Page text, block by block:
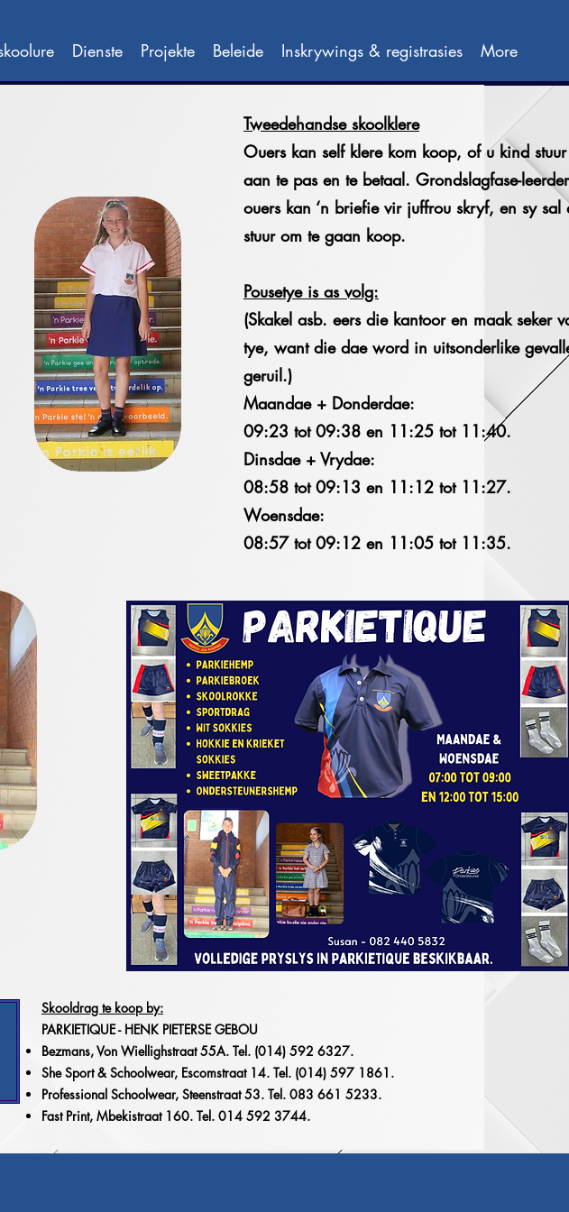
Dienste Projekte Beleide Inskrywings & registrasies More
Tweedehandse skoolklere
Ouers kan self klere kom koop, of u kind
aan te pas en te betaal. Grondslagfase-
ouers kan ‘n briefie vir juffrou skryf, en sy sal
stuur om te gaan koop.
Pousetye is as volg:
(Skakel asb. eers die kantoor en maak seker
tye, want die dae word in uitsonderlike
geruil.)
Maandae + Donderdae:
09:23 tot 09:38 en 11:25 tot 11:40.
Dinsdae + Vrydae:
08:58 tot 09:13 en 11:12 tot 11:27.
Woensdae:
08:57 tot 09:12 en 11:05 tot 11:35.
Skooldrag te koop by:
PARKIETIQUE - HENK PIETERSE GEBOU
Bezmans, Von Wiellighstraat 55A. Tel. (014) 592 6327.
She Sport & Schoolwear, Escomstraat 14. Tel. (014) 597 1861.
Professional Schoolwear, Steenstraat 53. Tel. 083 661 5233.
Fast Print, Mbekistraat 160. Tel. 014 592 3744.